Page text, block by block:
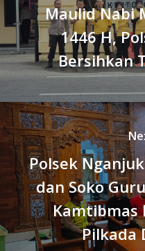
Maulid Nabi
1446 H,
Bersihkan
Polsek
dan Soko
Kamtibmas
Pilkada